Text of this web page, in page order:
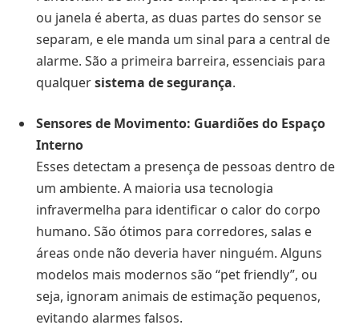
ou janela é aberta, as duas partes do sensor se
separam, e ele manda um sinal para a central de
alarme. São a primeira barreira, essenciais para
qualquersistema de segurança.
Sensores de Movimento: Guardiões do Espaço
Interno
Esses detectam a presença de pessoas dentro de
um ambiente. A maioria usa tecnologia
infravermelha para identificar o calor do corpo
humano. São ótimos para corredores, salas e
áreas onde não deveria haver ninguém. Alguns
modelos mais modernos são “pet friendly”, ou
seja, ignoram animais de estimação pequenos,
evitando alarmes falsos.